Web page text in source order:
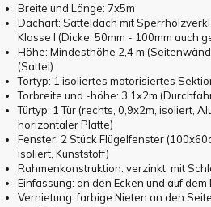
Breite und Länge: 7x5m
Dachart: Satteldach mit
Klasse I (Dicke: 50mm - 100mm auch
Höhe: Mindesthöhe 2,4 m
(Sattel)
Tortyp: 1 isoliertes motorisiertes
Torbreite und -höhe: 3,1x2m
Türtyp: 1 Tür (rechts, 0,9x2m, isoliert,
horizontaler Platte)
Fenster: 2 Stück Flügelfenster
isoliert, Kunststoff)
Rahmenkonstruktion: verzinkt, mit
Einfassung: an den Ecken und auf
Vernietung: farbige Nieten an den